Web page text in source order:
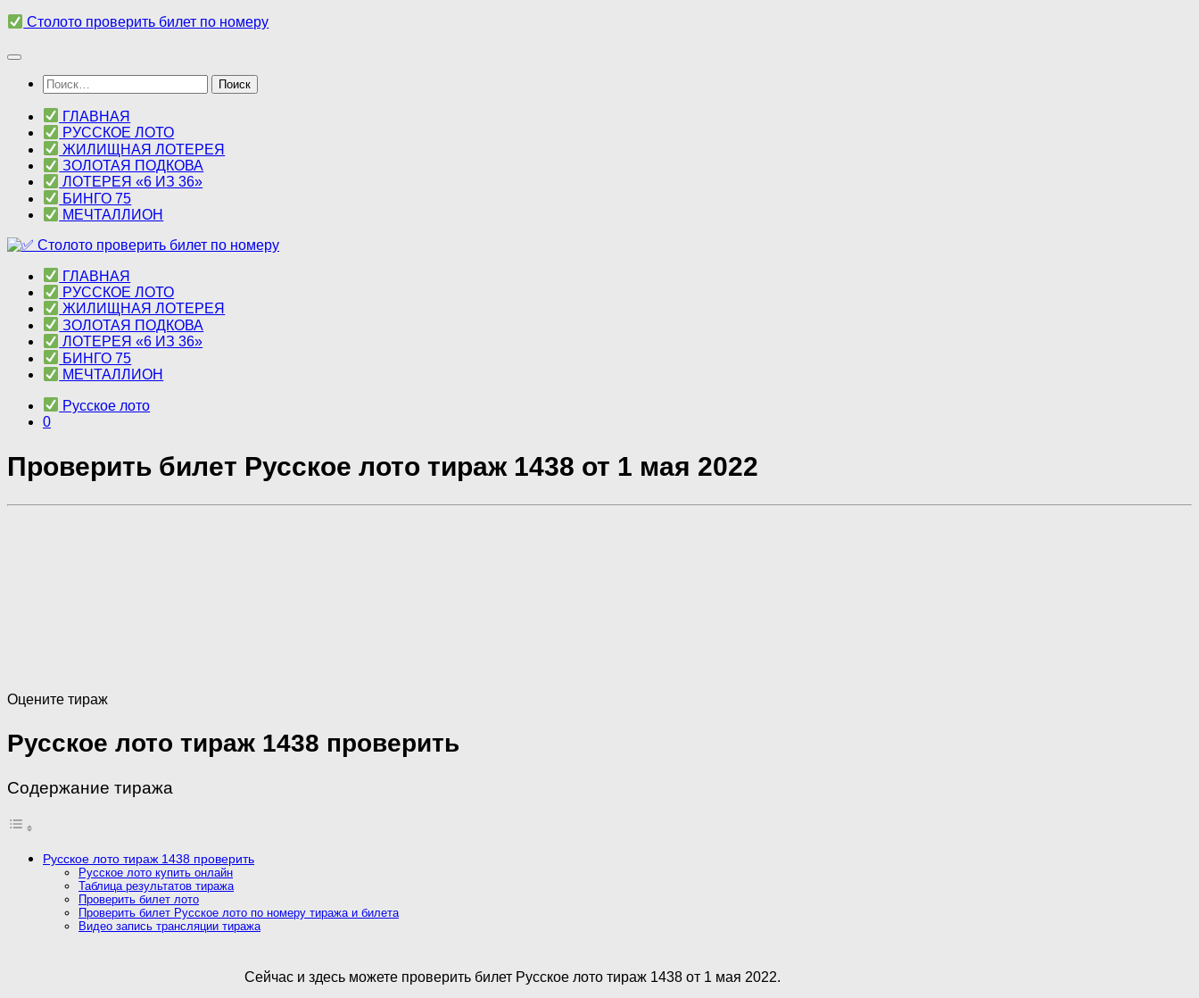
Перейти
содержимому
Столото проверить билет по номеру
Найти:
ГЛАВНАЯ
РУССКОЕ ЛОТО
ЖИЛИЩНАЯ ЛОТЕРЕЯ
ЗОЛОТАЯ ПОДКОВА
ЛОТЕРЕЯ «6 ИЗ 36»
БИНГО 75
МЕЧТАЛЛИОН
ГЛАВНАЯ
РУССКОЕ ЛОТО
ЖИЛИЩНАЯ ЛОТЕРЕЯ
ЗОЛОТАЯ ПОДКОВА
ЛОТЕРЕЯ «6 ИЗ 36»
БИНГО 75
МЕЧТАЛЛИОН
Русское лото
0
Проверить билет Русское лото тираж 1438 от 1 мая 2022
Оцените тираж
Русское лото тираж 1438 проверить
Содержание тиража
Русское лото тираж 1438 проверить
Русское лото купить онлайн
Таблица результатов тиража
Проверить билет лото
Проверить билет Русское лото по номеру тиража и билета
Видео запись трансляции тиража
Сейчас и здесь можете проверить билет Русское лото тираж 1438 от 1 мая 2022.